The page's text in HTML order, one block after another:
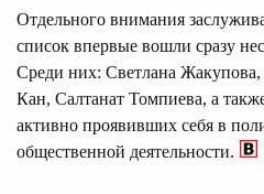
Отдельного внимания
список впервые вошли сразу
Среди них: Светлана
Кан, Салтанат Томпиева, а
активно проявивших себя в
общественной деятельности.